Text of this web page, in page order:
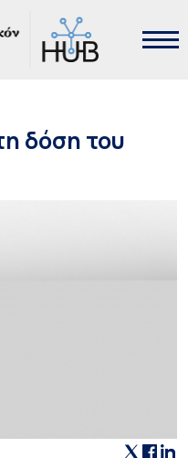
δόση του